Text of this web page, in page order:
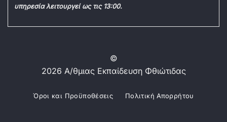
υπηρεσία λειτουργεί ως τις 13:00.
©
2026 Α/θμιας Εκπαίδευση Φθιώτιδας
Όροι και Προϋποθέσεις Πολιτική Απορρήτου